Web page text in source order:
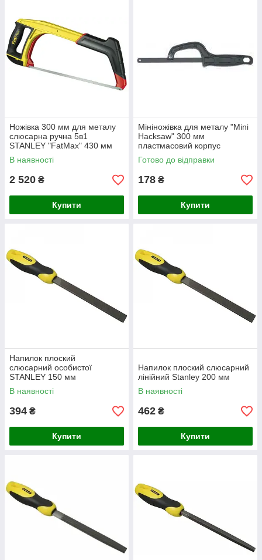
Ножівка 300 мм для металу
слюсарна ручна 5в1
STANLEY "FatMax" 430 мм
В наявності
2 520 ₴
Купити
Мініножівка для металу "Mini
Hacksaw" 300 мм
пластмасовий корпус
STANLEY
Готово до відправки
178 ₴
Купити
Напилок плоский
слюсарний особистої
STANLEY 150 мм
В наявності
394 ₴
Купити
Напилок плоский слюсарний
лінійний Stanley 200 мм
В наявності
462 ₴
Купити